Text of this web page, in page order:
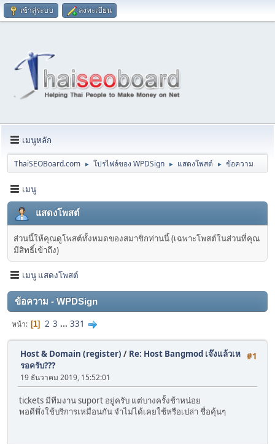
เข้าสู่ระบบ ลงทะเบียน
เมนูหลัก
ThaiSEOBoard.com ► โปรไฟล์ของ WPDSign ► แสดงโพสต์ ► ข้อความ
เมนู
แสดงโพสต์
ส่วนนี้ให้คุณดูโพสต์ทั้งหมดของสมาชิกท่านนี้ (เฉพาะโพสต์ในส่วนที่คุณ
มีสิทธิ์เข้าถึง)
เมนู แสดงโพสต์
ข้อความ - WPDSign
หน้า 1 2 3 ... 331
#1
Host & Domain (register) / Re: Host Bangmod เจ๊งแล้วเห
รอครับ???
19 ธันวาคม 2019, 15:52:01
tickets มีทีมงาน suport อยู่ครับ แต่บางครั้งช้าหน่อย
พอดีพึ่งใช้บริการเหมือนกัน จำไม่ได้เคยใช้หรือเปล่า ชื่อคุ้นๆ